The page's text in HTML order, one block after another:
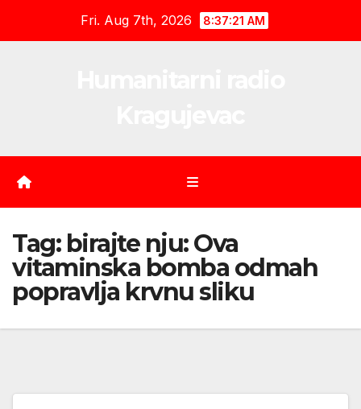
Fri. Aug 7th, 2026 8:37:22 AM
Tag: birajte nju: Ova
vitaminska bomba odmah
popravlja krvnu sliku